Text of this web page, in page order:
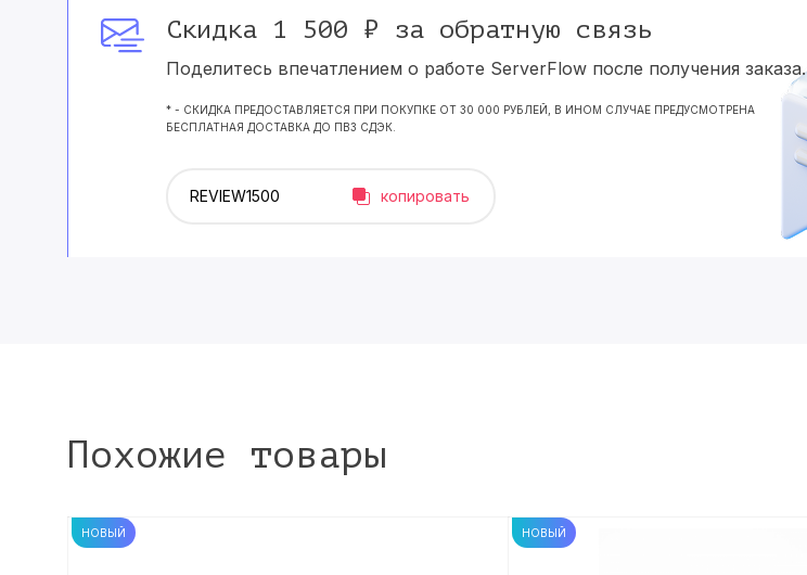
Скидка 1 500 ₽ за обратную связь
Поделитесь впечатлением о работе ServerFlow после получения заказа.
* - СКИДКА ПРЕДОСТАВЛЯЕТСЯ ПРИ ПОКУПКЕ ОТ 30 000 РУБЛЕЙ, В ИНОМ СЛУЧАЕ ПРЕДУСМОТРЕНА
БЕСПЛАТНАЯ ДОСТАВКА ДО ПВЗ СДЭК.
копировать
Похожие товары
НОВЫЙ НОВЫЙ